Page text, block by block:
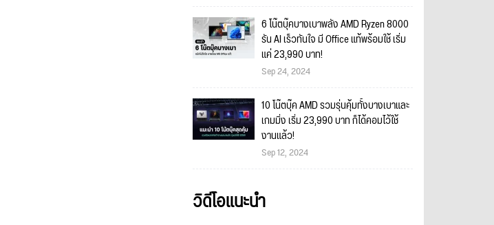
6 โน๊ตบุ๊คบางเบาพลัง AMD Ryzen 8000
รัน AI เร็วทันใจ มี Office แท้พร้อมใช้ เริ่ม
แค่ 23,990 บาท!
Sep 24, 2024
10 โน๊ตบุ๊ค AMD รวมรุ่นคุ้มทั้งบางเบาและ
เกมมิ่ง เริ่ม 23,990 บาท ก็ได้คอมไว้ใช้
งานแล้ว!
Sep 12, 2024
วิดีโอแนะนำ